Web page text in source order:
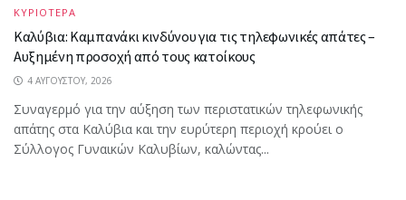
ΚΥΡΙΟΤΕΡΑ
Καλύβια: Καμπανάκι κινδύνου για τις τηλεφωνικές απάτες –
Αυξημένη προσοχή από τους κατοίκους
4 ΑΥΓΟΎΣΤΟΥ, 2026
Συναγερμό για την αύξηση των περιστατικών τηλεφωνικής
απάτης στα Καλύβια και την ευρύτερη περιοχή κρούει ο
Σύλλογος Γυναικών Καλυβίων, καλώντας...